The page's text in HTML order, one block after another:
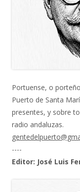
Portuense, o
Puerto de Santa
presentes, y sobre
radio andaluzas.
----
Editor: José Luis